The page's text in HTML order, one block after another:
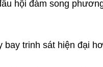
hội đàm song
bay trinh sát hiện đại